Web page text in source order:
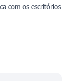
com os escritórios